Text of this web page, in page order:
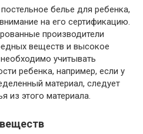
белье для ребенка,
на его сертификацию.
производители
веществ и высокое
учитывать
ребенка, например, если у
материал, следует
из этого материала.